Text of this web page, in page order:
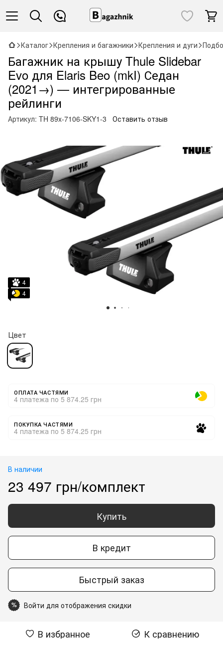
Каталог Крепления и багажники Крепления и дуги
Багажник на крышу Thule Slidebar
Evo для Elaris Beo (mkI) Седан
(2021→) — интегрированные
рейлинги
Артикул: TH 89x-7106-SKY1-3 Оставить отзыв
4
4
Цвет
ОПЛАТА ЧАСТЯМИ
4 платежа по 5 874.25 грн
ПОКУПКА ЧАСТЯМИ
4 платежа по 5 874.25 грн
В наличии
23 497 грн/комплект
Купить
В кредит
Быстрый заказ
% Войти для отображения скидки
В избранное К сравнению